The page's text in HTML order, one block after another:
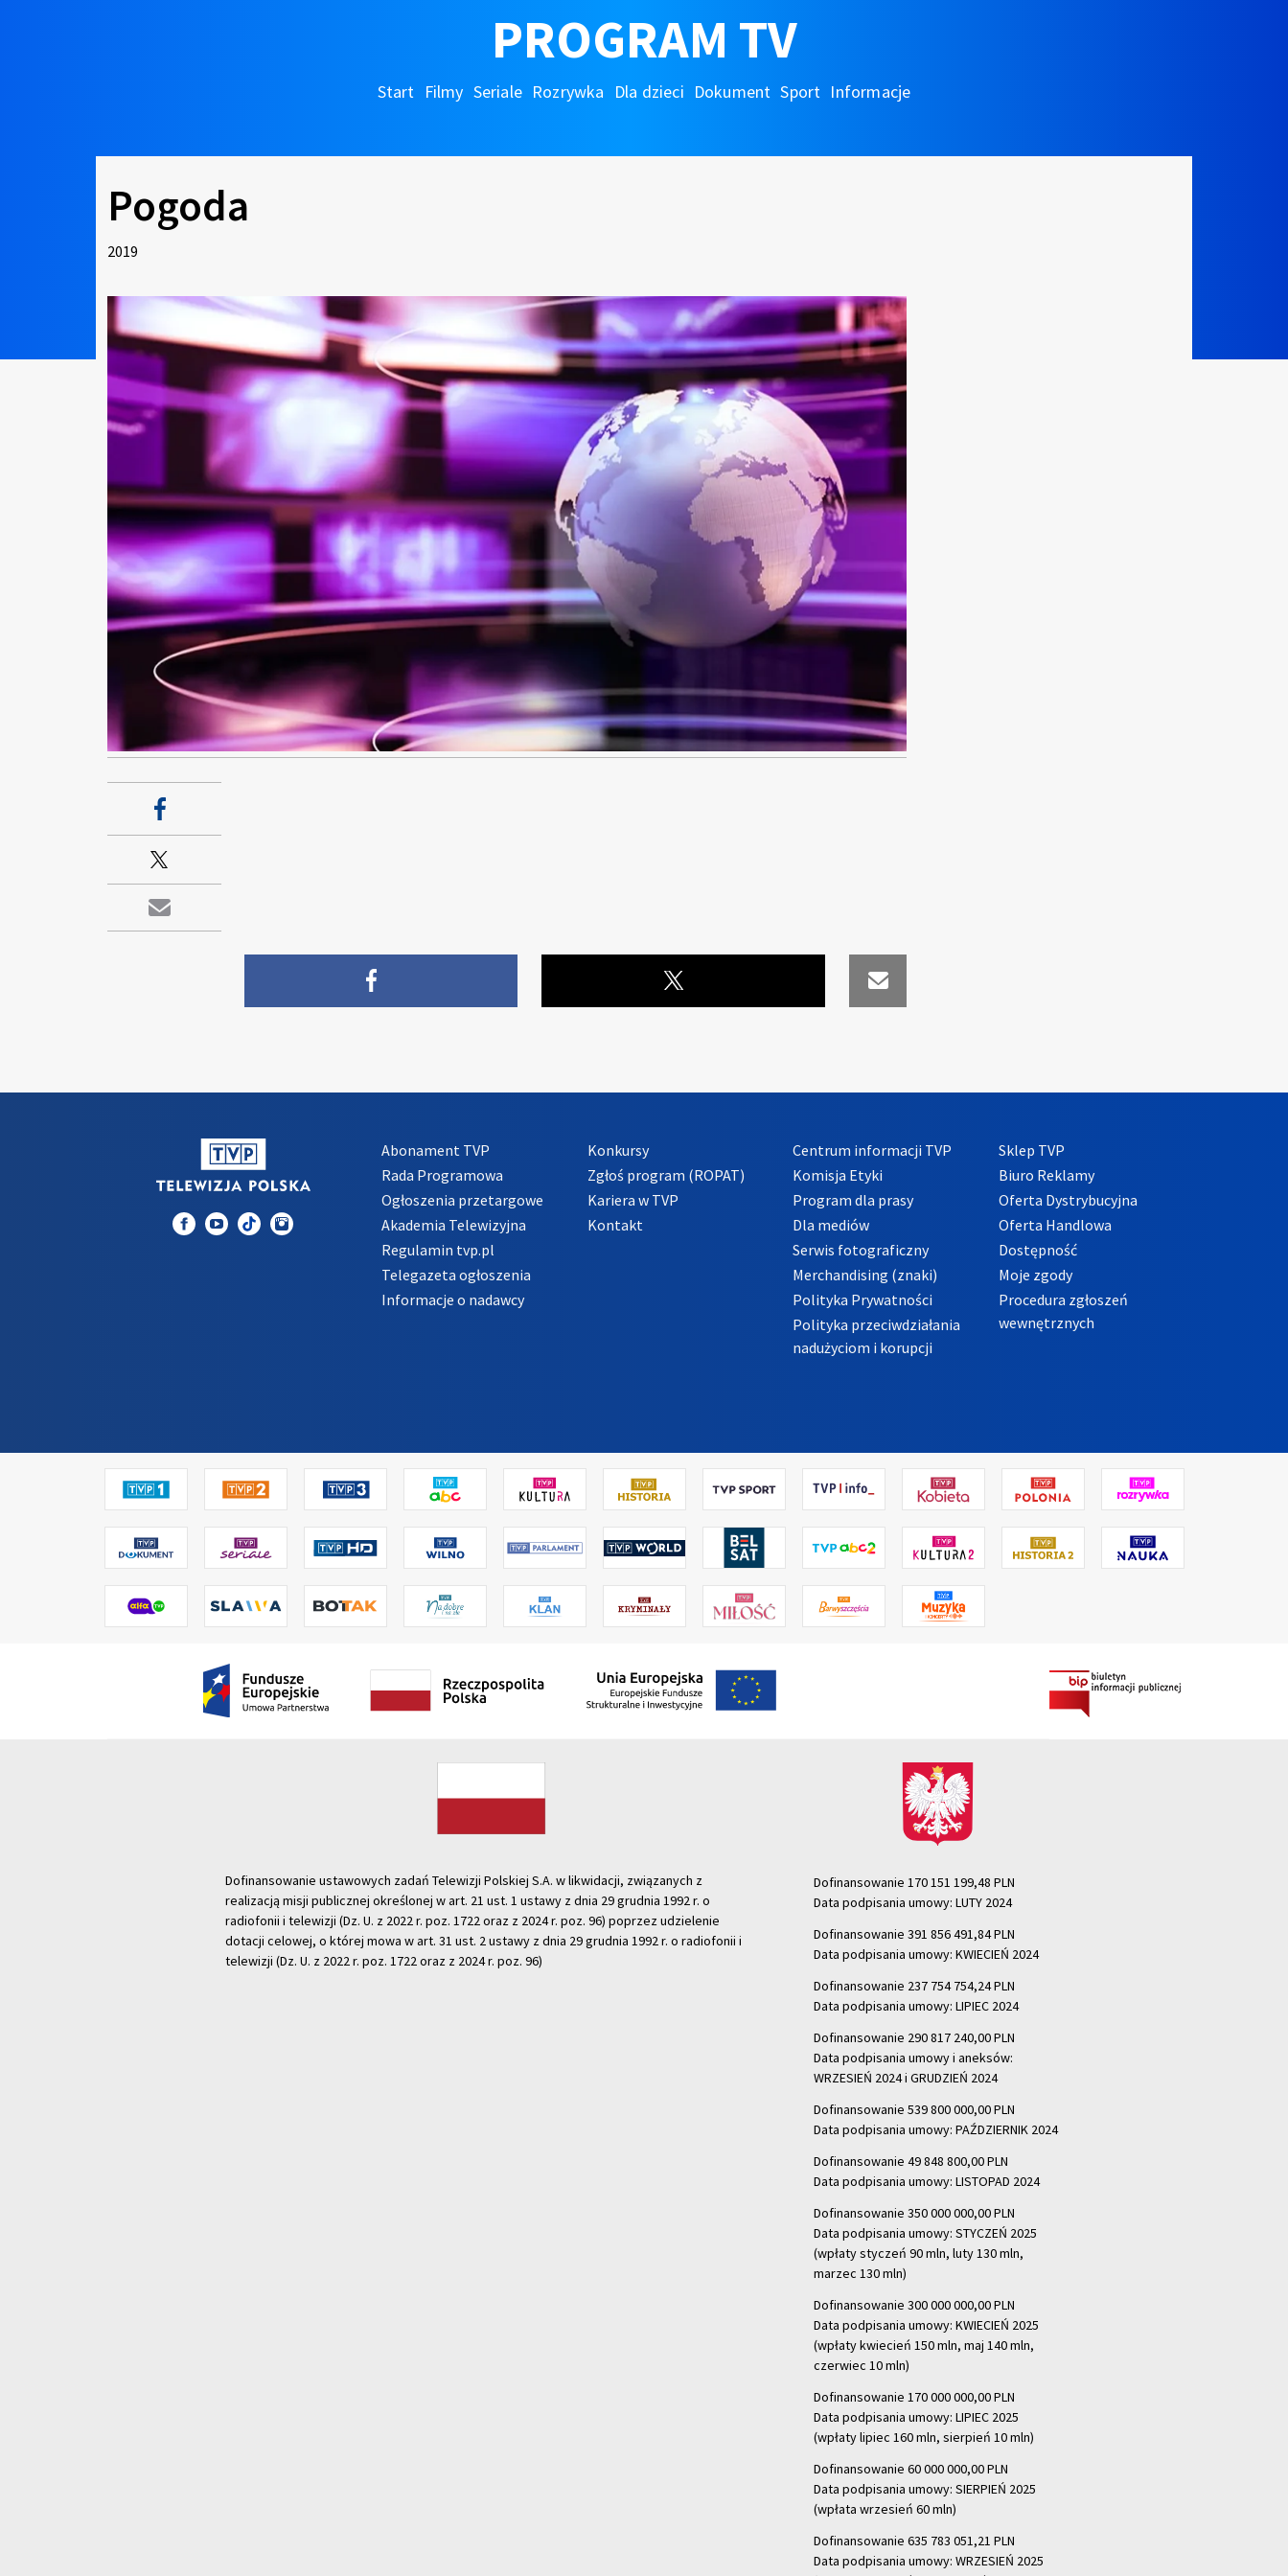
PROGRAM TV
Start Filmy Seriale Rozrywka Dla dzieci Dokument Sport Informacje
Pogoda
2019
Abonament TVP
Rada Programowa
Ogłoszenia przetargowe
Akademia Telewizyjna
Regulamin tvp.pl
Telegazeta ogłoszenia
Informacje o nadawcy
Konkursy
Zgłoś program (ROPAT)
Kariera w TVP
Kontakt
Centrum informacji TVP
Komisja Etyki
Program dla prasy
Dla mediów
Serwis fotograficzny
Merchandising (znaki)
Polityka Prywatności
Polityka przeciwdziałania
nadużyciom i korupcji
Sklep TVP
Biuro Reklamy
Oferta Dystrybucyjna
Oferta Handlowa
Dostępność
Moje zgody
Procedura zgłoszeń
wewnętrznych
Dofinansowanie ustawowych zadań Telewizji Polskiej S.A. w likwidacji, związanych z
realizacją misji publicznej określonej w art. 21 ust. 1 ustawy z dnia 29 grudnia 1992 r. o
radiofonii i telewizji (Dz. U. z 2022 r. poz. 1722 oraz z 2024 r. poz. 96) poprzez udzielenie
dotacji celowej, o której mowa w art. 31 ust. 2 ustawy z dnia 29 grudnia 1992 r. o radiofonii i
telewizji (Dz. U. z 2022 r. poz. 1722 oraz z 2024 r. poz. 96)
Dofinansowanie 170 151 199,48 PLN
Data podpisania umowy: LUTY 2024
Dofinansowanie 391 856 491,84 PLN
Data podpisania umowy: KWIECIEŃ 2024
Dofinansowanie 237 754 754,24 PLN
Data podpisania umowy: LIPIEC 2024
Dofinansowanie 290 817 240,00 PLN
Data podpisania umowy i aneksów:
WRZESIEŃ 2024 i GRUDZIEŃ 2024
Dofinansowanie 539 800 000,00 PLN
Data podpisania umowy: PAŹDZIERNIK 2024
Dofinansowanie 49 848 800,00 PLN
Data podpisania umowy: LISTOPAD 2024
Dofinansowanie 350 000 000,00 PLN
Data podpisania umowy: STYCZEŃ 2025
(wpłaty styczeń 90 mln, luty 130 mln,
marzec 130 mln)
Dofinansowanie 300 000 000,00 PLN
Data podpisania umowy: KWIECIEŃ 2025
(wpłaty kwiecień 150 mln, maj 140 mln,
czerwiec 10 mln)
Dofinansowanie 170 000 000,00 PLN
Data podpisania umowy: LIPIEC 2025
(wpłaty lipiec 160 mln, sierpień 10 mln)
Dofinansowanie 60 000 000,00 PLN
Data podpisania umowy: SIERPIEŃ 2025
(wpłata wrzesień 60 mln)
Dofinansowanie 635 783 051,21 PLN
Data podpisania umowy: WRZESIEŃ 2025